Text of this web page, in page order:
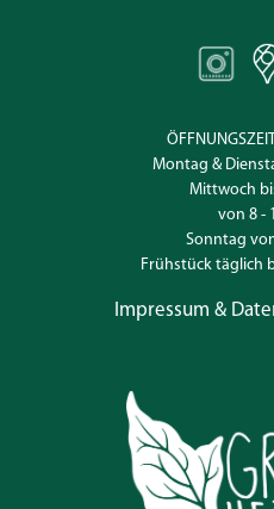
Montag &
Mittwoch
von 8 -
Sonntag
Frühstück täglich
Impressum &